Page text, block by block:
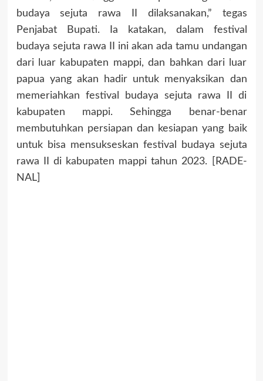
budaya sejuta rawa II dilaksanakan,” tegas
Penjabat Bupati. Ia katakan, dalam festival
budaya sejuta rawa II ini akan ada tamu undangan
dari luar kabupaten mappi, dan bahkan dari luar
papua yang akan hadir untuk menyaksikan dan
memeriahkan festival budaya sejuta rawa II di
kabupaten mappi. Sehingga benar-benar
membutuhkan persiapan dan kesiapan yang baik
untuk bisa mensukseskan festival budaya sejuta
rawa II di kabupaten mappi tahun 2023. [RADE-
NAL]